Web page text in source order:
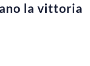
la vittoria